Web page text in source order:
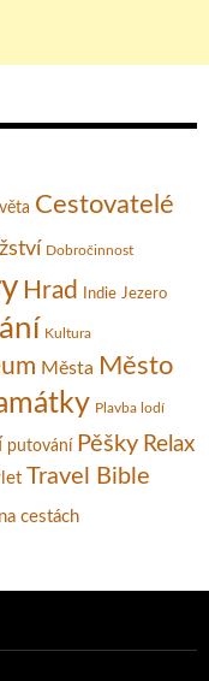
Cestovatelé
Dobročinnost
Hrad Indie Jezero
Kultura
Města Město
Plavba lodí
putování Pěšky Relax
Travel Bible
cestách